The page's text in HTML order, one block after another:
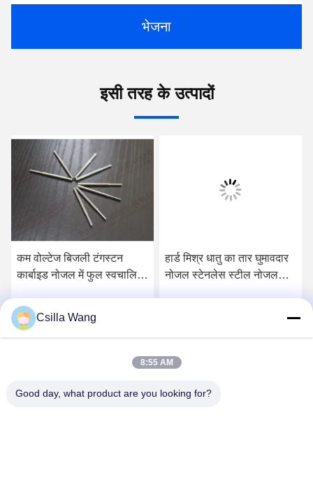
भेजना
इसी तरह के उत्पादों
कम वोल्टेज बिजली टंगस्टन
कार्बाइड नोजल में फुल स्वचालित
सर्वोत्तम मूल्य प्राप्त करें
हार्ड मिश्र धातु का तार घुमावदार
नोजल स्टेनलेस स्टील नोजल
Csilla Wang
8:55 AM
Good day, what product are you looking for?